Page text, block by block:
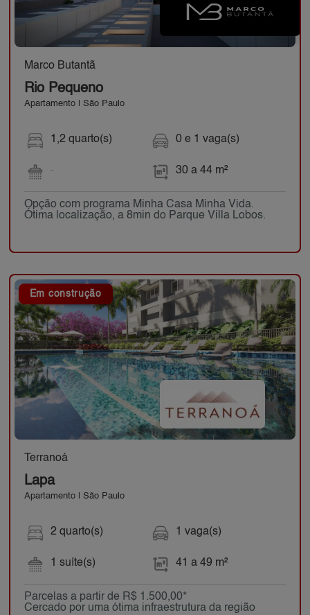
Marco Butantã
Rio Pequeno
Apartamento | São Paulo
1,2 quarto(s)
-
0 e 1 vaga(s)
30 a 44 m²
Opção com programa Minha Casa Minha Vida.
Ótima localização, a 8min do Parque Villa Lobos.
Em construção
Terranoá
Lapa
Apartamento | São Paulo
2 quarto(s)
1 suíte(s)
1 vaga(s)
41 a 49 m²
Parcelas a partir de R$ 1.500,00*
Cercado por uma ótima infraestrutura da região